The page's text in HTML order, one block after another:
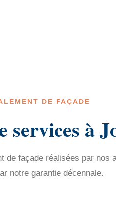
DE FAÇADE
services à
de façade réalisées par nos
notre garantie décennale.